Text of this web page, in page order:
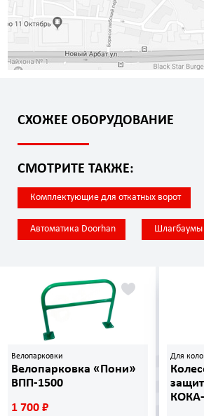
СХОЖЕЕ ОБОРУДОВАНИЕ
СМОТРИТЕ ТАКЖЕ:
Комплектующие для откатных ворот
Автоматика Doorhan Шлагбаумы
Велопарковки
Велопарковка «Пони»
ВПП-1500
1 700 ₽
Для